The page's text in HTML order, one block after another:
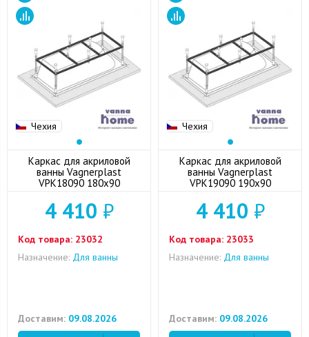
Чехия
Каркас для акриловой
ванны Vagnerplast
VPK18090 180x90
4 410 ₽
Код товара: 23032
Назначение: Для ванны
Доставим: 09.08.2026
Чехия
Каркас для акриловой
ванны Vagnerplast
VPK19090 190x90
4 410 ₽
Код товара: 23033
Назначение: Для ванны
Доставим: 09.08.2026